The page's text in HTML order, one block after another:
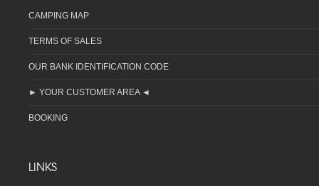
CAMPING MAP
TERMS OF SALES
OUR BANK IDENTIFICATION CODE
► YOUR CUSTOMER AREA ◄
BOOKING
LINKS